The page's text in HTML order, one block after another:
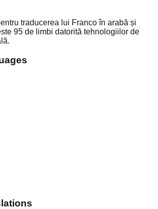
traducerea lui Franco în arabă și
95 de limbi datorită tehnologiilor de